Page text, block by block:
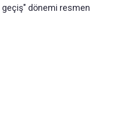
dönemi resmen